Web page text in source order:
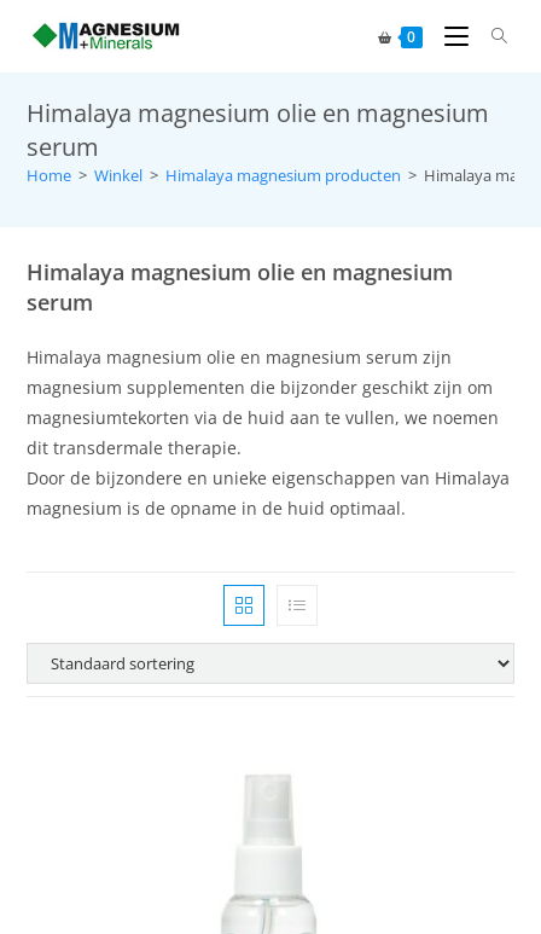
0
Himalaya magnesium olie en magnesium
serum
Home > Winkel > Himalaya magnesium producten > Himalaya
Himalaya magnesium olie en magnesium
serum
Himalaya magnesium olie en magnesium serum zijn
magnesium supplementen die bijzonder geschikt zijn om
magnesiumtekorten via de huid aan te vullen, we noemen
dit transdermale therapie.
Door de bijzondere en unieke eigenschappen van Himalaya
magnesium is de opname in de huid optimaal.